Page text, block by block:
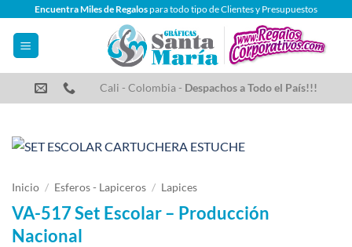
contenido
Encuentra Miles de Regalospara todo tipo de Clientes y Presupuestos
Cali - Colombia - Despachos a Todo el País!!!
Inicio / Esferos - Lapiceros / Lapices
VA-517 Set Escolar – Producción
Nacional